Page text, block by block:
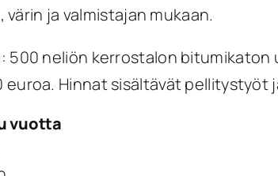
ja valmistajan mukaan.
neliön kerrostalon bitumikaton
Hinnat sisältävät pellitystyöt
vuotta